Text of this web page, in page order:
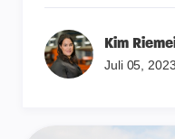
Kim
Juli 05, 2023